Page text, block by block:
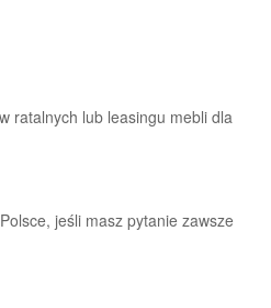
ratalnych lub leasingu mebli dla
jeśli masz pytanie zawsze